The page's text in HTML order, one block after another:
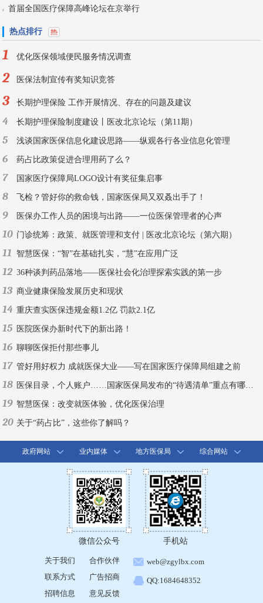
首届全国医疗保障高峰论坛在京举行
热点排行
1 优化医保领域便民服务情况调查
2 医保法制宣传有奖知识竞答
3 长期护理保险 工作开展情况、存在的问题及建议
4 长期护理保险制度建设丨医改北京论坛（第11期）
5 浅谈国家医保信息化建设思路——纵观各行各业信息化管理
6 药占比政策促进合理用药了么？
7 国家医疗保障局LOGO设计有奖征集启事
8 飞检？管好你的救命钱，国家医保局又双叒出手了！
9 医保办工作人员的困境与出路——一位医保管理者的心声
10 门诊统筹：政策、就医管理和支付 | 医改北京论坛（第六期）
11 智慧医保：“智”在基础扎实，“慧”在应用广泛
12 36种谈判药品落地——医保社会化治理探索实践的第一步
13 商业健康保险发展历史和现状
14 重庆查实医保违规金额1.2亿 罚款2.1亿
15 医院医保办新时代下的新出路！
16 聊聊医保拒付那些事儿
17 管好用好权力 成就医保大业——写在国家医疗保障局组建之前
18 医保目录，个人账户……国家医保局发布的“待遇清单”重点有哪些？
19 智慧医保：改变就医体验，优化医保治理
20 关于“药占比”，这些你了解吗？
政府网站 业内媒体 地方医保局 综合网站
微信公众号 手机站
关于我们
联系方式
招聘信息
合作伙伴
广告招商
意见反馈
web@zgylbx.com
QQ:1684648352